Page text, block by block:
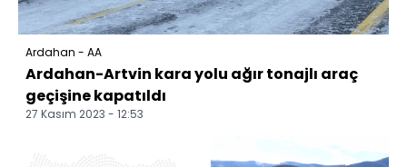
Ardahan - AA
Ardahan-Artvin kara yolu ağır tonajlı araç
geçişine kapatıldı
27 Kasım 2023 - 12:53